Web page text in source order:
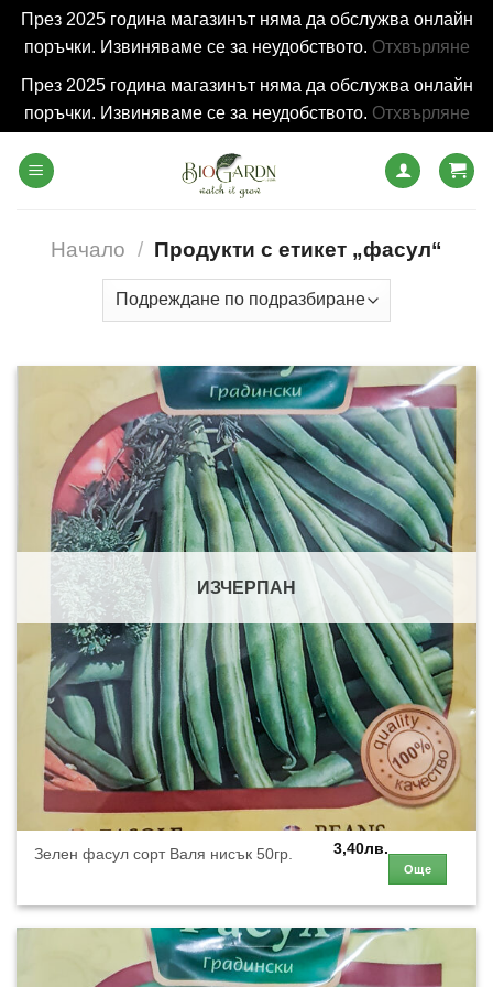
През 2025 година магазинът няма да обслужва онлайн
поръчки. Извиняваме се за неудобството. Отхвърляне
През 2025 година магазинът няма да обслужва онлайн
поръчки. Извиняваме се за неудобството. Отхвърляне
Начало / Продукти с етикет „фасул“
ИЗЧЕРПАН
Зелен фасул сорт Валя нисък 50гр. 3,40лв.
Още